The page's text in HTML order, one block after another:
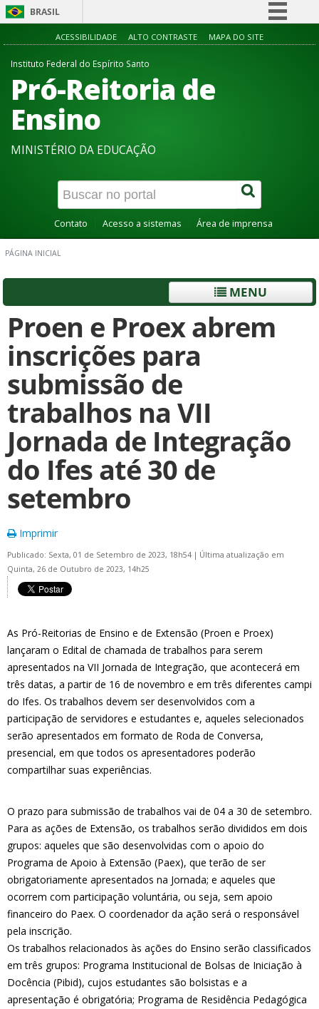
BRASIL
Simplifique!
Acesso à informação
ACESSIBILIDADE ALTO CONTRASTE MAPA DO SITE
Instituto Federal do Espírito Santo
Pró-Reitoria de
Ensino
MINISTÉRIO DA EDUCAÇÃO
Contato Acesso a sistemas Área de imprensa
PÁGINA INICIAL
MENU
Proen e Proex abrem
inscrições para
submissão de
trabalhos na VII
Jornada de Integração
do Ifes até 30 de
setembro
Imprimir
Publicado: Sexta, 01 de Setembro de 2023, 18h54 | Última atualização em
Quinta, 26 de Outubro de 2023, 14h25
As Pró-Reitorias de Ensino e de Extensão (Proen e Proex)
lançaram o Edital de chamada de trabalhos para serem
apresentados na VII Jornada de Integração, que acontecerá em
três datas, a partir de 16 de novembro e em três diferentes campi
do Ifes. Os trabalhos devem ser desenvolvidos com a
participação de servidores e estudantes e, aqueles selecionados
serão apresentados em formato de Roda de Conversa,
presencial, em que todos os apresentadores poderão
compartilhar suas experiências.
O prazo para submissão de trabalhos vai de 04 a 30 de setembro.
Para as ações de Extensão, os trabalhos serão divididos em dois
grupos: aqueles que são desenvolvidas com o apoio do
Programa de Apoio à Extensão (Paex), que terão de ser
obrigatoriamente apresentados na Jornada; e aqueles que
ocorrem com participação voluntária, ou seja, sem apoio
financeiro do Paex. O coordenador da ação será o responsável
pela inscrição.
Os trabalhos relacionados às ações do Ensino serão classificados
em três grupos: Programa Institucional de Bolsas de Iniciação à
Docência (Pibid), cujos estudantes são bolsistas e a
apresentação é obrigatória; Programa de Residência Pedagógica